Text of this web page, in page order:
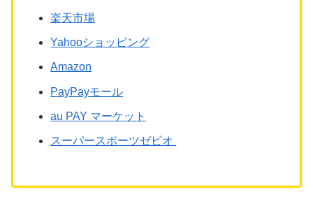
楽天市場
Yahooショッピング
Amazon
PayPayモール
au PAY マーケット
スーパースポーツゼビオ